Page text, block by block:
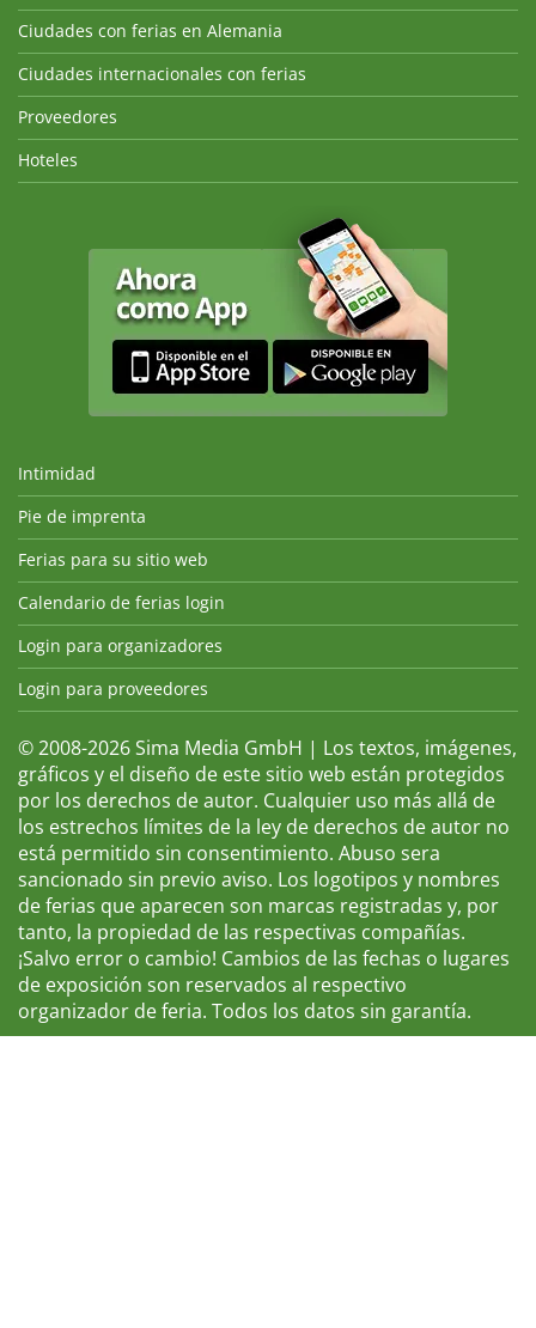
Ciudades con ferias en Alemania
Ciudades internacionales con ferias
Proveedores
Hoteles
Intimidad
Pie de imprenta
Ferias para su sitio web
Calendario de ferias login
Login para organizadores
Login para proveedores
© 2008-2026 Sima Media GmbH | Los textos, imágenes,
gráficos y el diseño de este sitio web están protegidos
por los derechos de autor. Cualquier uso más allá de
los estrechos límites de la ley de derechos de autor no
está permitido sin consentimiento. Abuso sera
sancionado sin previo aviso. Los logotipos y nombres
de ferias que aparecen son marcas registradas y, por
tanto, la propiedad de las respectivas compañías.
¡Salvo error o cambio! Cambios de las fechas o lugares
de exposición son reservados al respectivo
organizador de feria. Todos los datos sin garantía.